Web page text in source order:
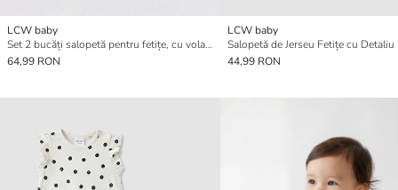
LCW baby
Set 2 bucăți salopetă pentru fetițe, cu volane, guler rotund, imprimată
64,99 RON
LCW baby
Salopetă de Jerseu Fetițe cu
44,99 RON